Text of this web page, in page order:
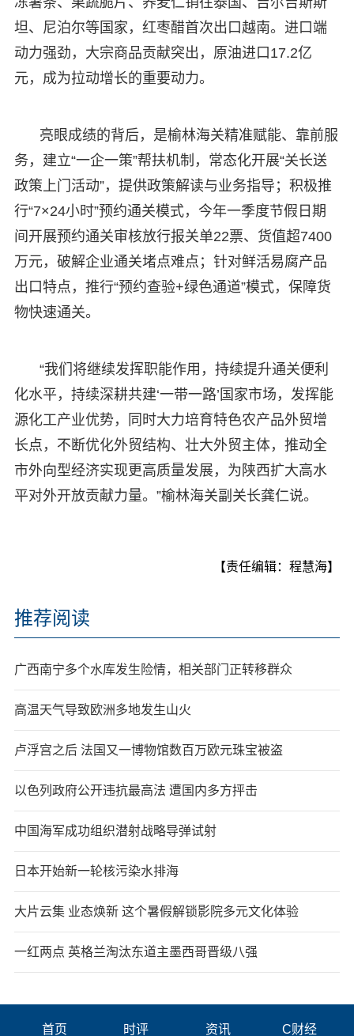
坦、尼泊尔等国家，红枣醋首次出口越南。进口端
动力强劲，大宗商品贡献突出，原油进口17.2亿
元，成为拉动增长的重要动力。
亮眼成绩的背后，是榆林海关精准赋能、靠前服
务，建立“一企一策”帮扶机制，常态化开展“关长送
政策上门活动”，提供政策解读与业务指导；积极推
行“7×24小时”预约通关模式，今年一季度节假日期
间开展预约通关审核放行报关单22票、货值超7400
万元，破解企业通关堵点难点；针对鲜活易腐产品
出口特点，推行“预约查验+绿色通道”模式，保障货
物快速通关。
“我们将继续发挥职能作用，持续提升通关便利
化水平，持续深耕共建‘一带一路’国家市场，发挥能
源化工产业优势，同时大力培育特色农产品外贸增
长点，不断优化外贸结构、壮大外贸主体，推动全
市外向型经济实现更高质量发展，为陕西扩大高水
平对外开放贡献力量。”榆林海关副关长龚仁说。
【责任编辑：程慧海】
推荐阅读
广西南宁多个水库发生险情，相关部门正转移群众
高温天气导致欧洲多地发生山火
卢浮宫之后 法国又一博物馆数百万欧元珠宝被盗
以色列政府公开违抗最高法 遭国内多方抨击
中国海军成功组织潜射战略导弹试射
日本开始新一轮核污染水排海
大片云集 业态焕新 这个暑假解锁影院多元文化体验
一红两点 英格兰淘汰东道主墨西哥晋级八强
首页 时评 资讯 C财经